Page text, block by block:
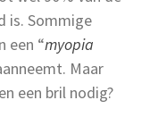
is. Sommige
een “myopia
Maar
een bril nodig?